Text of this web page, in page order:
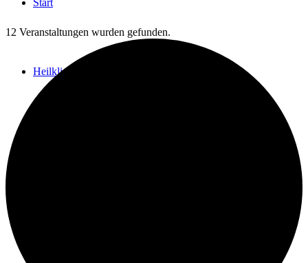
Start
Heilklima
12 Veranstaltungen wurden gefunden.